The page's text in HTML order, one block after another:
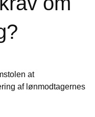
at
af lønmodtagernes